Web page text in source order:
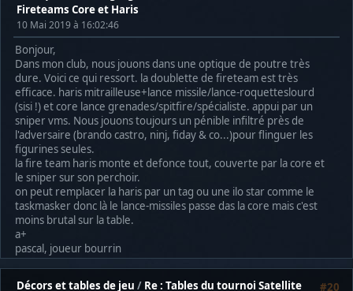
Fireteams Core et Haris
10 Mai 2019 à 16:02:46
Bonjour,
Dans mon club, nous jouons dans une optique de poutre très
dure. Voici ce qui ressort. la doublette de fireteam est très
efficace. haris mitrailleuse+lance missile/lance-roquetteslourd
(sisi !) et core lance grenades/spitfire/spécialiste. appui par un
sniper vms. Nous jouons toujours un pénible infiltré près de
l'adversaire (brando castro, ninj, fiday & co...)pour flinguer les
figurines seules.
la fire team haris monte et defonce tout, couverte par la core et
le sniper sur son perchoir.
on peut remplacer la haris par un tag ou une ilo star comme le
taskmasker donc là le lance-missiles passe das la core mais c'est
moins brutal sur la table.
a+
pascal, joueur bourrin
#20
Décors et tables de jeu / Re : Tables du tournoi Satellite